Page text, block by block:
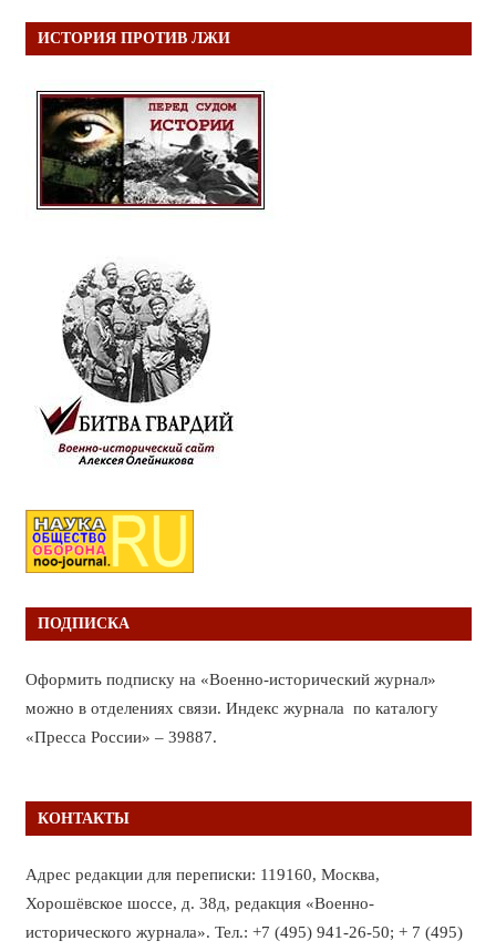
ИСТОРИЯ ПРОТИВ ЛЖИ
ПОДПИСКА
Оформить подписку на «Военно-исторический журнал»
можно в отделениях связи. Индекс журнала по каталогу
«Пресса России» – 39887.
КОНТАКТЫ
Адрес редакции для переписки: 119160, Москва,
Хорошёвское шоссе, д. 38д, редакция «Военно-
исторического журнала». Тел.: +7 (495) 941-26-50; + 7 (495)